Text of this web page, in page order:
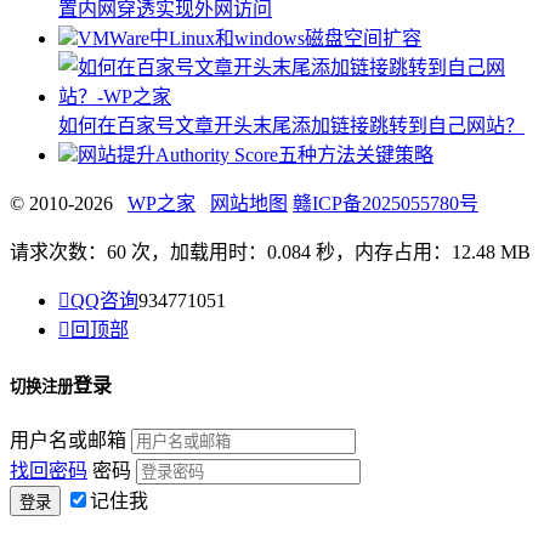
置内网穿透实现外网访问
VMWare中Linux和windows磁盘空间扩容
如何在百家号文章开头末尾添加链接跳转到自己网站？
网站提升Authority Score五种方法关键策略
© 2010-2026 WP之家 网站地图 赣ICP备2025055780号
请求次数：60 次，加载用时：0.084 秒，内存占用：12.48 MB
QQ咨询934771051
 回顶部
切换注册登录
用户名或邮箱
找回密码 密码
记住我